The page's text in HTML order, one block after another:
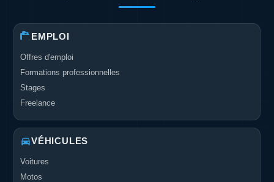
EMPLOI
Offres d'emploi
Formations professionnelles
Stages
Freelance
VÉHICULES
Voitures
Motos